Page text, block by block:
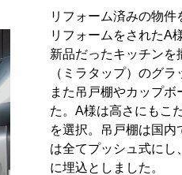
リフォーム済みの物
リフォームをされたA様
新品だったキッチンを
（ミラタップ）のグ
また吊戸棚やカップ
た。A様は高さにもこ
を選択。吊戸棚は国
は全てプッシュ式に
に埋込としました。